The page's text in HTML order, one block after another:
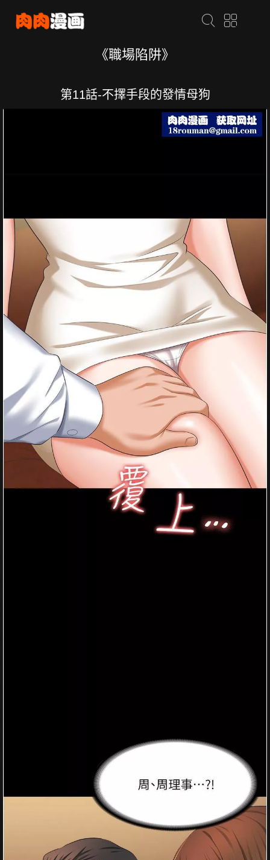
《職場陷阱》
第11話-不擇手段的發情母狗